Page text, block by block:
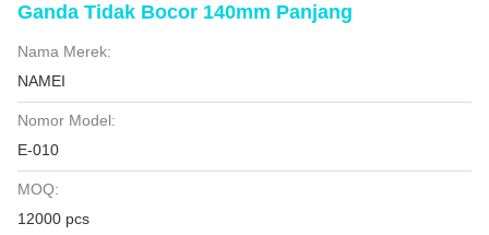
Ganda Tidak Bocor 140mm Panjang
Nama Merek:
NAMEI
Nomor Model:
E-010
MOQ:
12000 pcs